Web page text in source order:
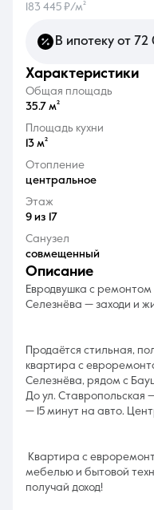
8
183 445 ₽/м²
В ипотеку от
характеристики
Общая площадь
35.7 м²
Площадь кухни
13 м²
Отопление
центральное
Этаж
9 из 17
Санузел
совмещенный
описание
Евродвушка с
Селезнёва — заходи и
Продаётся стильная,
квартира с
Селезнёва, рядом с
До ул. Ставропольская
— 15 минут на авто.
Квартира с
мебелью и бытовой
получай доход!